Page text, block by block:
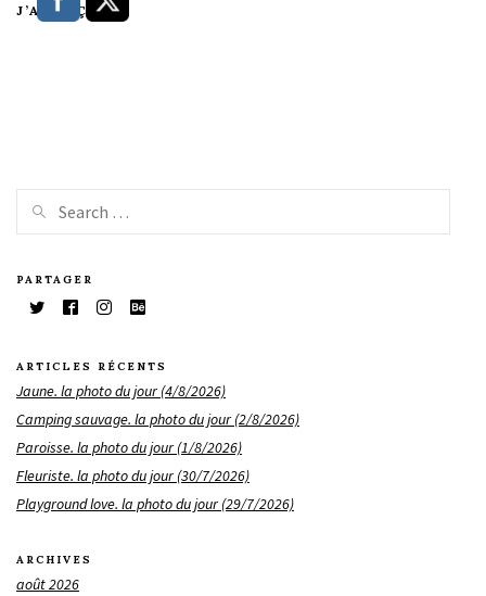
J’AIME ÇA :
PARTAGER
ARTICLES RÉCENTS
Jaune. la photo du jour (4/8/2026)
Camping sauvage. la photo du jour (2/8/2026)
Paroisse. la photo du jour (1/8/2026)
Fleuriste. la photo du jour (30/7/2026)
Playground love. la photo du jour (29/7/2026)
ARCHIVES
août 2026